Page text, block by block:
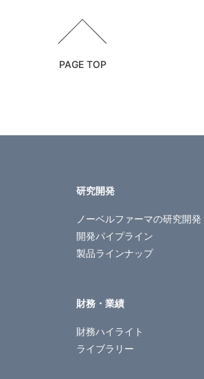
PAGE TOP
研究開発
ノーベルファーマの研究開発
開発パイプライン
製品ラインナップ
財務・業績
財務ハイライト
ライブラリー